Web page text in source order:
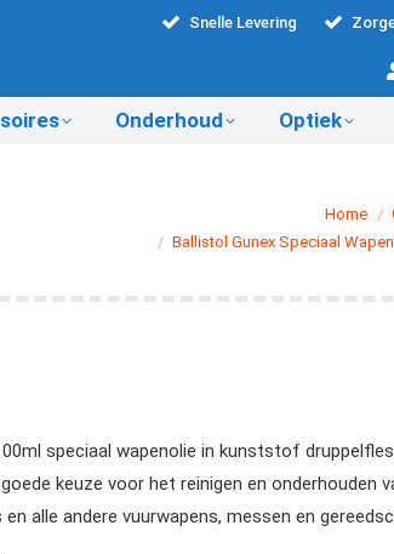
Snelle Levering
Onderhoud Optiek
Home
Ballistol Gunex Speciaal
speciaal wapenolie in kunststof
keuze voor het reinigen en onderhouden
alle andere vuurwapens, messen en